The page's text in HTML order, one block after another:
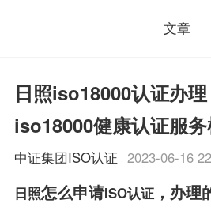
文章
日照iso18000认证办
iso18000健康认证服
中证集团ISO认证 2023-06-16
日照怎么申请ISO认证，办理